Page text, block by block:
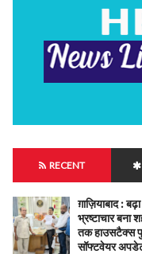
RECENT
ग़ाज़ियाबाद :
भ्रष्टाचार बना
तक हाउसटैक्स
सॉफ्टवेयर अपडेट